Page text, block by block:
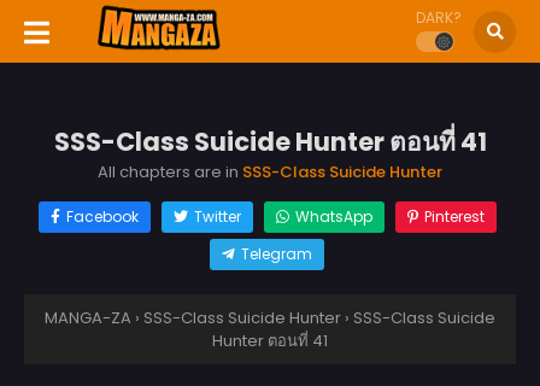
DARK?
SSS-Class Suicide Hunter ตอนที่ 41
All chapters are in SSS-Class Suicide Hunter
Facebook Twitter WhatsApp
Pinterest
Telegram
MANGA-ZA › SSS-Class Suicide Hunter › SSS-Class Suicide
Hunter ตอนที่ 41